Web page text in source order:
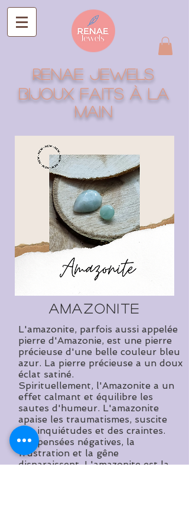
RENAE jEWELS
Bijoux faits à la
main
amazonite
L'amazonite, parfois aussi appelée
pierre d'Amazonie, est une pierre
précieuse d'une belle couleur bleu
azur. La pierre précieuse a un doux
éclat satiné.
Spirituellement, l'Amazonite a un
effet calmant et équilibre les
sautes d'humeur. L'amazonite
apaise les traumatismes, suscite
des inquiétudes et des craintes.
Les pensées négatives, la
frustration et la gêne
disparaissent. L'amazonite est la